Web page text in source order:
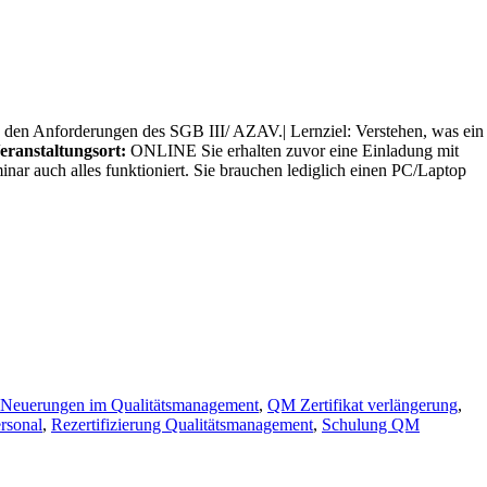
Anforderungen des SGB III/ AZAV.| Lernziel: Verstehen, was ein
ONLINE Sie erhalten zuvor eine Einladung mit
auch alles funktioniert. Sie brauchen lediglich einen PC/Laptop
Neuerungen im Qualitätsmanagement, QM Zertifikat verlängerung,
, Rezertifizierung Qualitätsmanagement, Schulung QM